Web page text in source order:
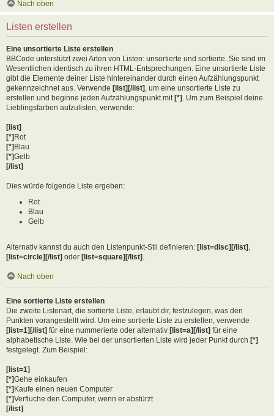
Nach oben
Listen erstellen
Eine unsortierte Liste erstellen
BBCode unterstützt zwei Arten von Listen: unsortierte und sortierte. Sie sind im
Wesentlichen identisch zu ihren HTML-Entsprechungen. Eine unsortierte Liste
gibt die Elemente deiner Liste hintereinander durch einen Aufzählungspunkt
gekennzeichnet aus. Verwende [list][/list] , um eine unsortierte Liste zu
erstellen und beginne jeden Aufzählungspunkt mit [*] . Um zum Beispiel deine
Lieblingsfarben aufzulisten, verwende:
[list]
[*] Rot
[*] Blau
[*]Gelb
[/list]
Dies würde folgende Liste ergeben:
Rot
Blau
Gelb
Alternativ kannst du auch den Listenpunkt-Stil definieren: [list=disc][/list] ,
[list=circle][/list] oder [list=square][/list] .
Nach oben
Eine sortierte Liste erstellen
Die zweite Listenart, die sortierte Liste, erlaubt dir, festzulegen, was den
Punkten vorangestellt wird. Um eine sortierte Liste zu erstellen, verwende
[list=1][/list] für eine nummerierte oder alternativ [list=a][/list] für eine
alphabetische Liste. Wie bei der unsortierten Liste wird jeder Punkt durch [*]
festgelegt. Zum Beispiel:
[list=1]
[*]Gehe einkaufen
[*] Kaufe einen neuen Computer
[*]Verfluche den Computer, wenn er abstürzt
[/list]